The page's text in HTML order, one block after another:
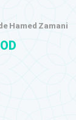
Hamed Zamani